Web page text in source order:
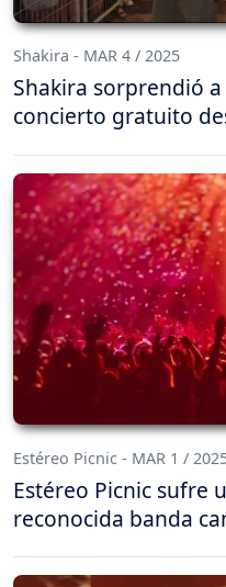
Shakira - MAR 4 / 2025
Shakira sorprendió
concierto gratuito
Estéreo Picnic - MAR 1 /
Estéreo Picnic sufre
reconocida banda